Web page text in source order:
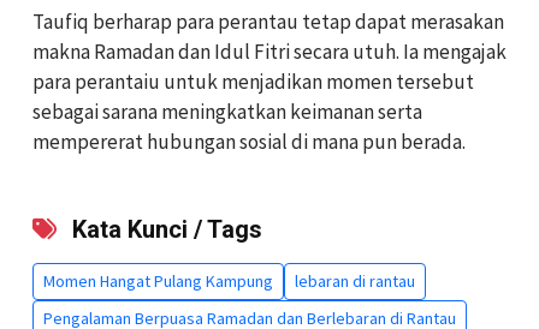
Taufiq berharap para perantau tetap dapat merasakan
makna Ramadan dan Idul Fitri secara utuh. Ia mengajak
para perantaiu untuk menjadikan momen tersebut
sebagai sarana meningkatkan keimanan serta
mempererat hubungan sosial di mana pun berada.
Kata Kunci / Tags
Momen Hangat Pulang Kampung
lebaran di rantau
Pengalaman Berpuasa Ramadan dan Berlebaran di Rantau